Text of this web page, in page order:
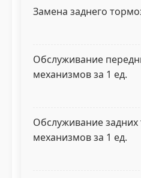
Замена заднего
Обслуживание
механизмов за 1 ед.
Обслуживание
механизмов за 1 ед.